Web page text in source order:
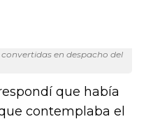
en despacho del
que había
contemplaba el